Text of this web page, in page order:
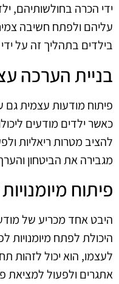
ידי הכרה בחולשותיהם,
עליהם ולפתח חשיבה
בילדים בתהליך זה על
בניית הערכה
פיתוח מודעות עצמית גם
כאשר ילדים מודעים
להציב מטרות ריאליות
מגבירה את הביטחון
פיתוח
היבט אחד מכריע של
היכולת לפתח מיומנויות
לעצמו, הוא יכול לזהות
אתגרים ולפעול למציאת